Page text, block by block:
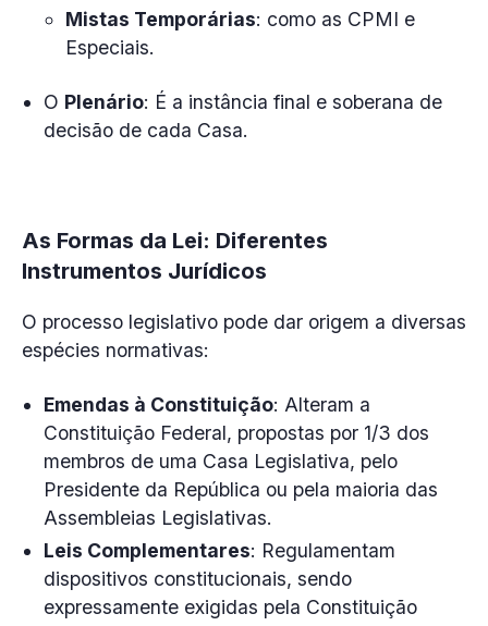
Mistas Temporárias: como as CPMI e
Especiais.
O Plenário: É a instância final e soberana de
decisão de cada Casa.
As Formas da Lei: Diferentes
Instrumentos Jurídicos
O processo legislativo pode dar origem a diversas
espécies normativas:
Emendas à Constituição: Alteram a
Constituição Federal, propostas por 1/3 dos
membros de uma Casa Legislativa, pelo
Presidente da República ou pela maioria das
Assembleias Legislativas.
Leis Complementares: Regulamentam
dispositivos constitucionais, sendo
expressamente exigidas pela Constituição